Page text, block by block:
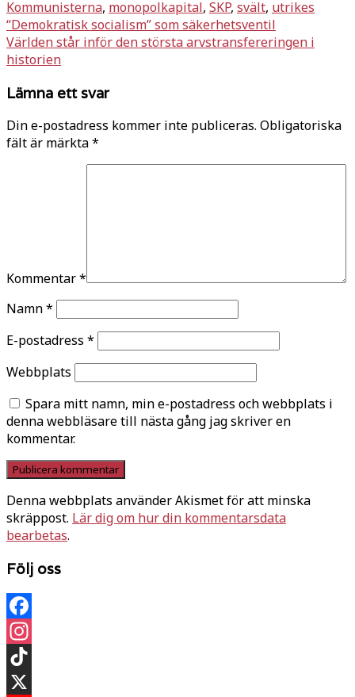
Kommunisterna, monopolkapital, SKP, svält, utrikes
Inläggsnavigering
“Demokratisk socialism” som säkerhetsventil
Världen står inför den största arvstransfereringen i
historien
Lämna ett svar
Din e-postadress kommer inte publiceras. Obligatoriska
fält är märkta*
Kommentar*
Namn*
E-postadress *
Webbplats
Spara mitt namn, min e-postadress och webbplats i
denna webbläsare till nästa gång jag skriver en
kommentar.
Denna webbplats använder Akismet för att minska
skräppost. Lär dig om hur din kommentarsdata
bearbetas.
Följ oss
Facebook
Instagram
TikTok